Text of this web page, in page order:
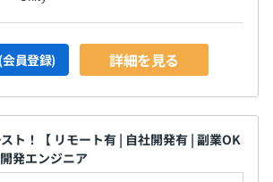
員登録) 詳細を見る
ト！【 リモート有 | 自社開発有 | 副業OK
発エンジニア